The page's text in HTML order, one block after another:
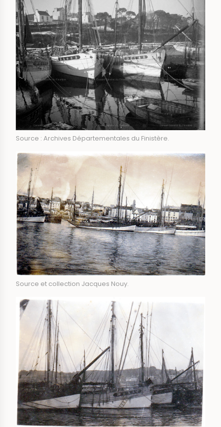
Source : Archives Départementales du Finistère.
Source et collection Jacques Nouy.